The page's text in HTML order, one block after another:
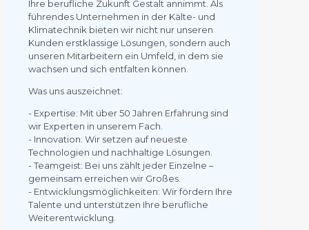
Ihre berufliche Zukunft Gestalt annimmt. Als
führendes Unternehmen in der Kälte- und
Klimatechnik bieten wir nicht nur unseren
Kunden erstklassige Lösungen, sondern auch
unseren Mitarbeitern ein Umfeld, in dem sie
wachsen und sich entfalten können.
Was uns auszeichnet:
- Expertise: Mit über 50 Jahren Erfahrung sind
wir Experten in unserem Fach.
- Innovation: Wir setzen auf neueste
Technologien und nachhaltige Lösungen.
- Teamgeist: Bei uns zählt jeder Einzelne –
gemeinsam erreichen wir Großes.
- Entwicklungsmöglichkeiten: Wir fördern Ihre
Talente und unterstützen Ihre berufliche
Weiterentwicklung.